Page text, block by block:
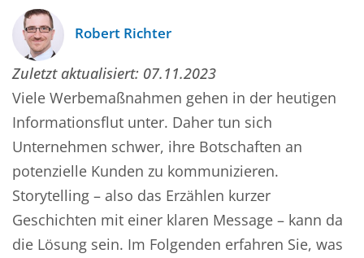
Robert Richter
Zuletzt aktualisiert: 07.11.2023
Viele Werbemaßnahmen gehen in der heutigen
Informationsflut unter. Daher tun sich
Unternehmen schwer, ihre Botschaften an
potenzielle Kunden zu kommunizieren.
Storytelling – also das Erzählen kurzer
Geschichten mit einer klaren Message – kann da
die Lösung sein. Im Folgenden erfahren Sie, was